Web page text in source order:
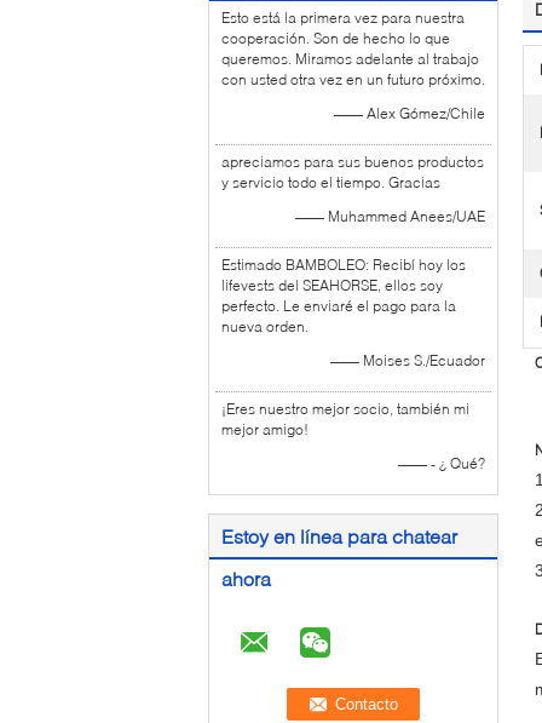
Esto está la primera vez para nuestra
cooperación. Son de hecho lo que
queremos. Miramos adelante al trabajo
con usted otra vez en un futuro próximo.
—— Alex Gómez/Chile
apreciamos para sus buenos productos
y servicio todo el tiempo. Gracias
—— Muhammed Anees/UAE
Estimado BAMBOLEO: Recibí hoy los
lifevests del SEAHORSE, ellos soy
perfecto. Le enviaré el pago para la
nueva orden.
—— Moises S./Ecuador
¡Eres nuestro mejor socio, también mi
mejor amigo!
—— - ¿ Qué?
Estoy en línea para chatear
ahora